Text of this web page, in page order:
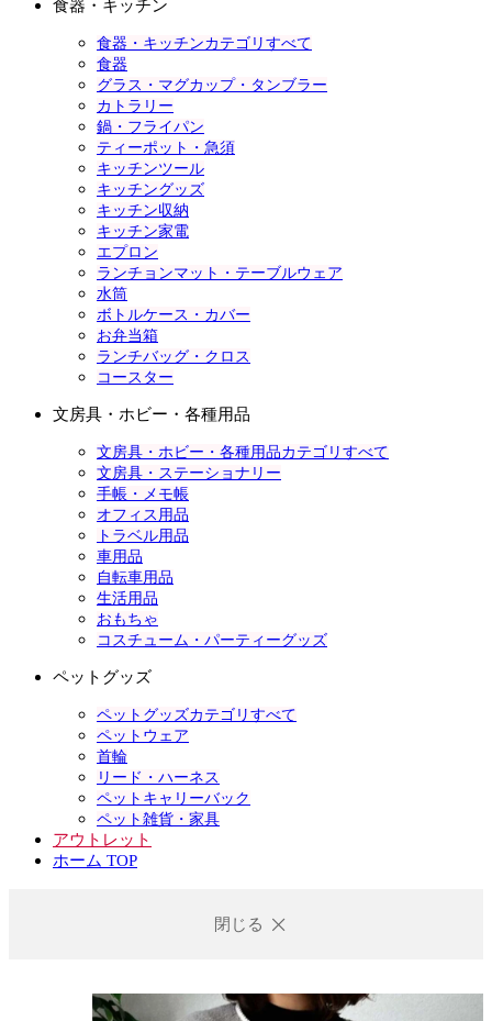
食器・キッチン
食器・キッチンカテゴリすべて
食器
グラス・マグカップ・タンブラー
カトラリー
鍋・フライパン
ティーポット・急須
キッチンツール
キッチングッズ
キッチン収納
キッチン家電
エプロン
ランチョンマット・テーブルウェア
水筒
ボトルケース・カバー
お弁当箱
ランチバッグ・クロス
コースター
文房具・ホビー・各種用品
文房具・ホビー・各種用品カテゴリすべて
文房具・ステーショナリー
手帳・メモ帳
オフィス用品
トラベル用品
車用品
自転車用品
生活用品
おもちゃ
コスチューム・パーティーグッズ
ペットグッズ
ペットグッズカテゴリすべて
ペットウェア
首輪
リード・ハーネス
ペットキャリーバック
ペット雑貨・家具
アウトレット
ホーム TOP
閉じる